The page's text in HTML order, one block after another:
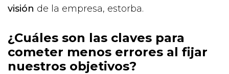
visión de la empresa, estorba.
¿Cuáles son las claves para
cometer menos errores al fijar
nuestros objetivos?